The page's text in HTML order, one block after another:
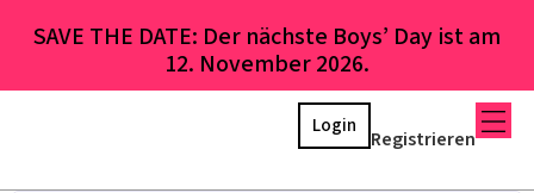
SAVE THE DATE: Der nächste Boys’ Day ist am
12. November 2026.
Registrieren
Login